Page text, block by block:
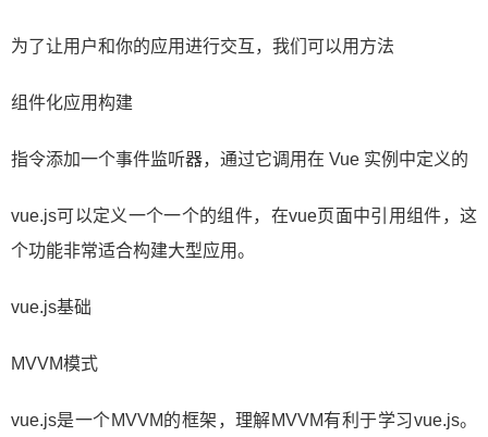
​为了让用户和你的应用进行交互，我们可以用方法
组件化应用构建
​指令添加一个事件监听器，通过它调用在 Vue 实例中定义的
​vue.js可以定义一个一个的组件，在vue页面中引用组件，这
个功能非常适合构建大型应用。
vue.js基础
MVVM模式
vue.js是一个MVVM的框架，理解MVVM有利于学习vue.js。